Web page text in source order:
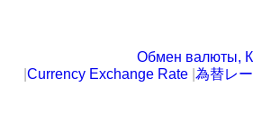
Обмен валюты,
Currency Exchange Rate 為替レ